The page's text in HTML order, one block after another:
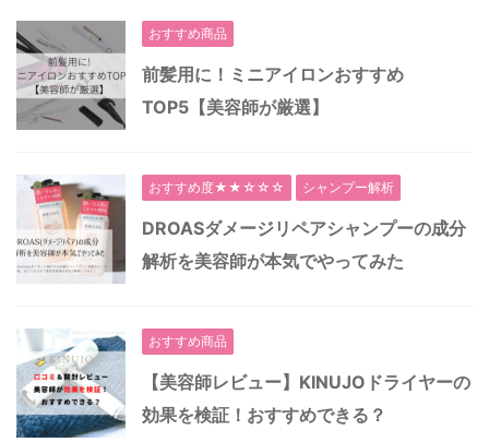
おすすめ商品
前髪用に！ミニアイロンおすすめ
TOP5【美容師が厳選】
おすすめ度★★☆☆☆ シャンプー解析
DROASダメージリペアシャンプーの成分
解析を美容師が本気でやってみた
おすすめ商品
【美容師レビュー】KINUJOドライヤーの
効果を検証！おすすめできる？